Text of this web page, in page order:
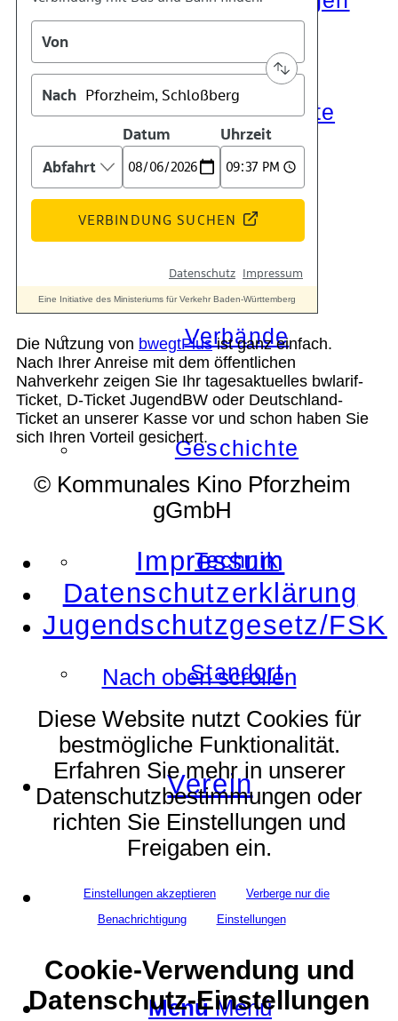
Tätigkeitsberichte
Kooperationen
Verbände
Geschichte
Technik
Standort
Verein
Suche
Menü Menü
Die Nutzung von bwegtPlusist ganz einfach.
Nach Ihrer Anreise mit dem öffentlichen
Nahverkehr zeigen Sie Ihr tagesaktuelles bwlarif-
Ticket, D-Ticket JugendBW oder Deutschland-
Ticket an unserer Kasse vor und schon haben Sie
sich Ihren Vorteil gesichert.
© Kommunales Kino Pforzheim
gGmbH
Impressum
Datenschutzerklärung
Jugendschutzgesetz/FSK
Nach oben scrollen
Diese Website nutzt Cookies für
bestmögliche Funktionalität.
Erfahren Sie mehr in unserer
Datenschutzbestimmungen oder
richten Sie Einstellungen und
Freigaben ein.
Einstellungen akzeptieren
Verberge nur die
Benachrichtigung
Einstellungen
Cookie-Verwendung und
Datenschutz-Einstellungen